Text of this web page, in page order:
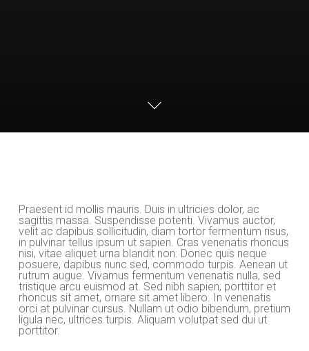
Praesent id mollis mauris. Duis in ultricies dolor, ac
sagittis massa. Suspendisse potenti. Vivamus auctor,
velit ac dapibus sollicitudin, diam tortor fermentum risus,
in pulvinar tellus ipsum ut sapien. Cras venenatis rhoncus
nisi, vitae aliquet urna blandit non. Donec quis neque
posuere, dapibus nunc sed, commodo turpis. Aenean ut
rutrum augue. Vivamus fermentum venenatis nulla, sed
tristique arcu euismod at. Sed nibh sapien, porttitor et
rhoncus sit amet, ornare sit amet libero. In venenatis
orci at pulvinar cursus. Nullam ut odio bibendum, pretium
ligula nec, ultrices turpis. Aliquam volutpat sed dui ut
porttitor.